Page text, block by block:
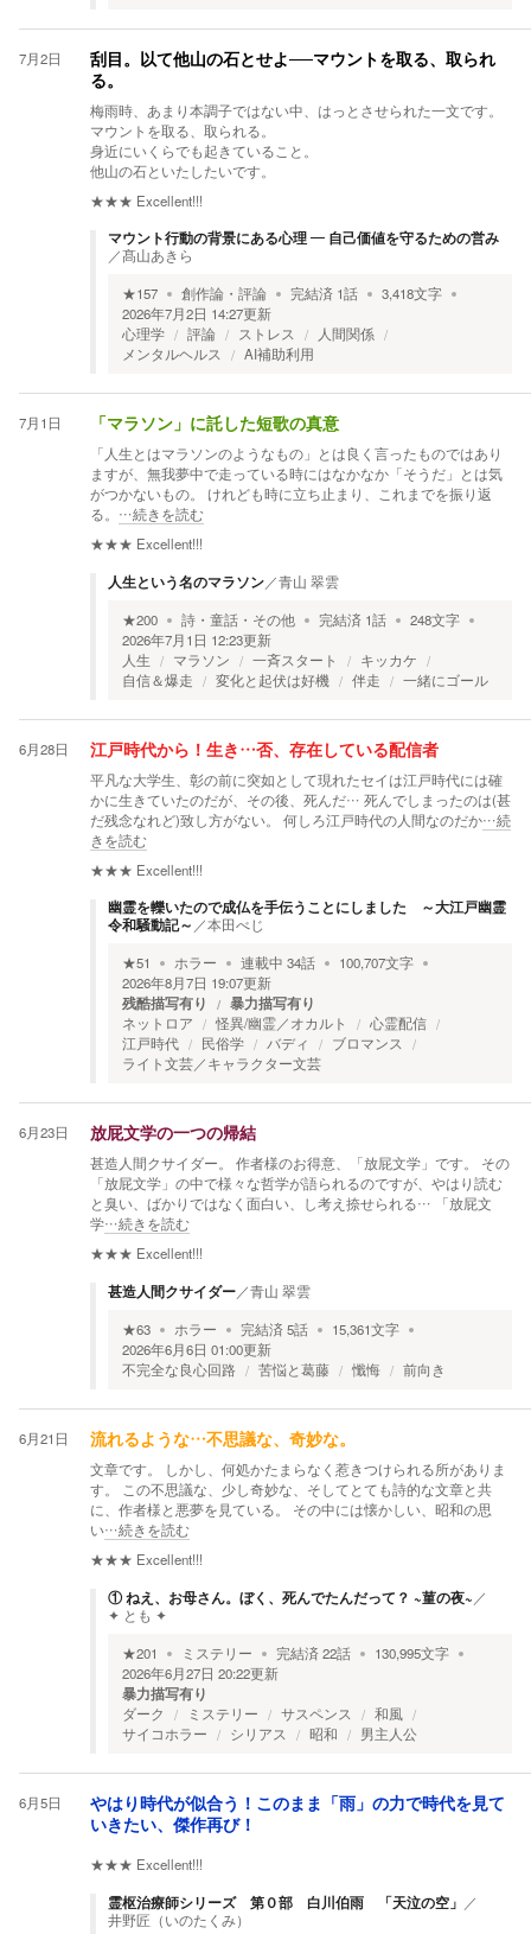
7月2日
刮目。以て他山の石とせよ──マウントを取る、取られ
る。
梅雨時、あまり本調子ではない中、はっとさせられた一文です。
マウントを取る、取られる。
身近にいくらでも起きていること。
他山の石といたしたいです。
★★★ Excellent!!!
マウント行動の背景にある心理 ― 自己価値を守るための営み
／髙山あきら
★157 創作論・評論 完結済 1話 3,418文字
2026年7月2日 14:27更新
心理学
評論 ストレス
人間関係
メンタルヘルス
AI補助利用
7月1日 「マラソン」に託した短歌の真意
「人生とはマラソンのようなもの」とは良く言ったものではあり
ますが、無我夢中で走っている時にはなかなか「そうだ」とは気
がつかないもの。 けれども時に立ち止まり、これまでを振り返
る。 …続きを読む
★★★ Excellent!!!
人生という名のマラソン／青山 翠雲
★200 詩・童話・その他 完結済 1話 248文字
2026年7月1日 12:23更新
人生
マラソン 一斉スタート
キッカケ
自信＆爆走
変化と起伏は好機 伴走 一緒にゴール
6月28日 江戸時代から！生き…否、存在している配信者
平凡な大学生、彰の前に突如として現れたセイは江戸時代には確
かに生きていたのだが、その後、死んだ… 死んでしまったのは(甚
だ残念なれど)致し方がない。 何しろ江戸時代の人間なのだか…続
きを読む
★★★ Excellent!!!
幽霊を轢いたので成仏を手伝うことにしました ～大江戸幽霊
令和騒動記～ ／本田べじ
★51 ホラー 連載中 34話 100,707文字
2026年8月7日 19:07更新
残酷描写有り 暴力描写有り
ネットロア 怪異/幽霊／オカルト
心霊配信
江戸時代
民俗学 バディ
ブロマンス
ライト文芸／キャラクター文芸
6月23日 放屁文学の一つの帰結
甚造人間クサイダー。 作者様のお得意、「放屁文学」です。 その
「放屁文学」の中で様々な哲学が語られるのですが、やはり読む
と臭い、ばかりではなく面白い、し考え捺せられる… 「放屁文
学…続きを読む
★★★ Excellent!!!
甚造人間クサイダー／青山 翠雲
★63 ホラー 完結済5話 15,361文字
2026年6月6日 01:00更新
不完全な良心回路
苦悩と葛藤 懺悔 前向き
6月21日 流れるような…不思議な、奇妙な。
文章です。 しかし、何処かたまらなく惹きつけられる所がありま
す。 この不思議な、少し奇妙な、そしてとても詩的な文章と共
に、作者様と悪夢を見ている。 その中には懐かしい、昭和の思
い…続きを読む
★★★ Excellent!!!
① ねえ、お母さん。ぼく、死んでたんだって？ ~菫の夜~ ／
✦ とも ✦
★201 ミステリー 完結済22話 130,995文字
2026年6月27日 20:22更新
暴力描写有り
ダーク ミステリー サスペンス
和風
サイコホラー
シリアス 昭和 男主人公
6月5日
やはり時代が似合う！このまま「雨」の力で時代を見て
いきたい、傑作再び！
★★★ Excellent!!!
霊枢治療師シリーズ 第０部 白川伯雨 「天泣の空」 ／
井野匠（いのたくみ）